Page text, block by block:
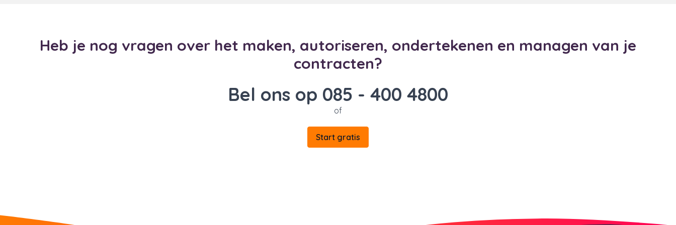
Heb je nog vragen over het maken, autoriseren, ondertekenen en managen van je
contracten?
Bel ons op 085 - 400 4800
of
Start gratis